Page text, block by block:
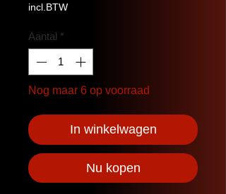
incl.BTW
Aantal *
Nog maar 6 op voorraad
In winkelwagen
Nu kopen